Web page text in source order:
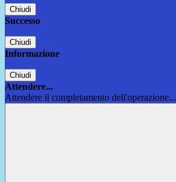
Chiudi
Successo
Chiudi
Informazione
Chiudi
Attendere...
Attendere il completamento dell'operazione...